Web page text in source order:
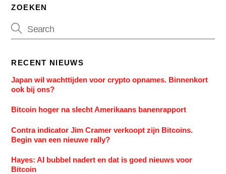
ZOEKEN
RECENT NIEUWS
Japan wil wachttijden voor crypto opnames. Binnenkort
ook bij ons?
Bitcoin hoger na slecht Amerikaans banenrapport
Contra indicator Jim Cramer verkoopt zijn Bitcoins.
Begin van een nieuwe rally?
Hayes: AI bubbel nadert en dat is goed nieuws voor
Bitcoin